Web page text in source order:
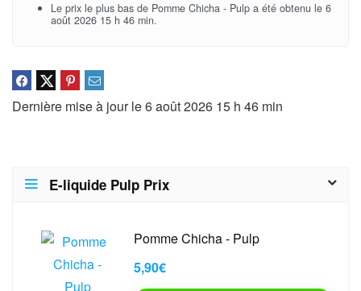
Le prix le plus bas de Pomme Chicha - Pulp a été obtenu le 6
août 2026 15 h 46 min.
Dernière mise à jour le 6 août 2026 15 h 46 min
E-liquide Pulp Prix
Pomme Chicha - Pulp
5,90€